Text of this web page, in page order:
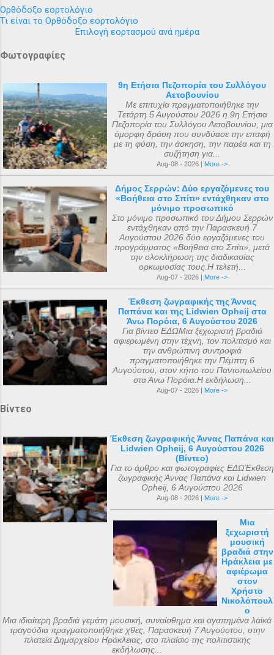
Ορθόδοξο εορτολόγιο
Τι είναι το Ορθόδοξο εορτολόγιο
Επιλογή εορτασμού ανά ημέρα
Φωτογραφίες
9η Ετήσια Πεζοπορία του Συλλόγου
Αετοβουνίου
Με επιτυχία πραγματοποιήθηκε την
Τετάρτη 5 Αυγούστου 2026 η 9η Ετήσια
Πεζοπορία του Συλλόγου Αετοβουνίου, μια
όμορφη δράση που συνδύασε την επαφή
με τη φύση, την άσκηση, την παρέα και τη
συζήτηση για...
Aug-08 - 2026 | More ->
Δήμος Σερρών: Δύο εργαζόμενες του
«Βοήθεια στο Σπίτι» εντάχθηκαν στο
μόνιμο προσωπικό
Στο μόνιμο προσωπικό του Δήμου Σερρών
εντάχθηκαν από την Παρασκευή 7
Αυγούστου 2026 δύο εργαζόμενες του
προγράμματος «Βοήθεια στο Σπίτι», μετά
την ολοκλήρωση της διαδικασίας
ορκωμοσίας τους.Η τελετή...
Aug-07 - 2026 | More ->
Έκθεση ζωγραφικής της Άννας
Παπάνα και της Lidwien Opheij στα
Άνω Πορόια, 6 Αυγούστου 2026
Για βίντεο ΕΔΩΜια ξεχωριστή βραδιά
αφιερωμένη στην τέχνη, τον πολιτισμό και
την ανθρώπινη συντροφιά
πραγματοποιήθηκε την Πέμπτη 6
Αυγούστου, στον κήπο του Παντοπωλείου
στα Άνω Πορόια.Η εκδήλωση...
Aug-07 - 2026 | More ->
Βίντεο
Έκθεση ζωγραφικής Άννας Παπάνα και
Lidwien Opheij, 6 Αυγούστου 2026
(Βίντεο)
Για το άρθρο και φωτογραφίες ΕΔΩΈκθεση
ζωγραφικής Άννας Παπάνα και Lidwien
Opheij, 6 Αυγούστου 2026
Aug-08 - 2026 | More ->
Μια
ξεχωριστή
μουσική
βραδιά στην
Ηράκλεια με
αφιέρωμα
στον
Χρήστο
Νικολόπουλ
ο
Μια ιδιαίτερη βραδιά γεμάτη μουσική, συναίσθημα και αγαπημένα λαϊκά
τραγούδια πραγματοποιήθηκε χθες, Παρασκευή 7 Αυγούστου, στην
πλατεία Δημαρχείου Ηράκλειας, στο πλαίσιο της πολιτιστικής
εκδήλωσης...